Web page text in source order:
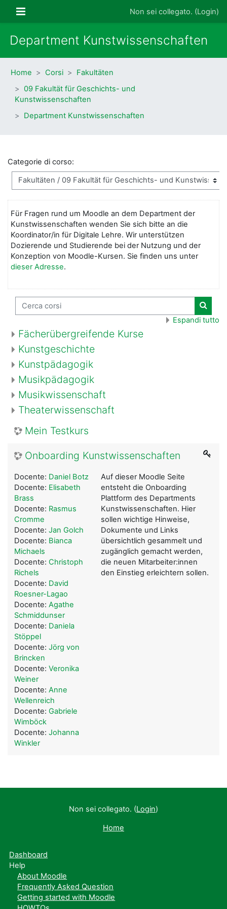
Pannello laterale Non sei collegato. (Login)
Department Kunstwissenschaften
Home Corsi
Fakultäten
09 Fakultät für Geschichts- und
Kunstwissenschaften
Department Kunstwissenschaften
Categorie di corso:
Für Fragen rund um Moodle an dem Department der
Kunstwissenschaften wenden Sie sich bitte an die
Koordinator/in für Digitale Lehre. Wir unterstützen
Dozierende und Studierende bei der Nutzung und der
Konzeption von Moodle-Kursen. Sie finden uns unter
dieser Adresse.
Cerca corsi
Cerca
Espandi tutto
Fächerübergreifende Kurse
Kunstgeschichte
Kunstpädagogik
Musikpädagogik
Musikwissenschaft
Theaterwissenschaft
Mein Testkurs
Onboarding Kunstwissenschaften
Auf dieser Moodle Seite
entsteht die Onboarding
Plattform des Departments
Kunstwissenschaften. Hier
sollen wichtige Hinweise,
Dokumente und Links
übersichtlich gesammelt und
zugänglich gemacht werden,
die neuen Mitarbeiter:innen
den Einstieg erleichtern sollen.
Docente: Daniel Botz
Docente: Elisabeth
Brass
Docente: Rasmus
Cromme
Docente: Jan Golch
Docente: Bianca
Michaels
Docente: Christoph
Richels
Docente: David
Roesner-Lagao
Docente: Agathe
Schmiddunser
Docente: Daniela
Stöppel
Docente: Jörg von
Brincken
Docente: Veronika
Weiner
Docente: Anne
Wellenreich
Docente: Gabriele
Wimböck
Docente: Johanna
Winkler
Non sei collegato. (Login)
Home
Dashboard
Help
About Moodle
Frequently Asked Question
Getting started with Moodle